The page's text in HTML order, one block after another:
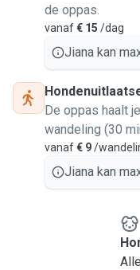
de oppas.
vanaf€ 15 /dag
Jiana kan
De oppas haalt
wandeling (30
vanaf€ 9/
Jiana kan